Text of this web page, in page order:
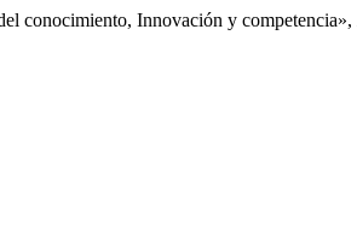
conocimiento, Innovación y competencia»,